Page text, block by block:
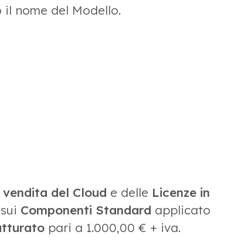
il nome del Modello.
vendita del Cloud e delle Licenze in
Componenti Standard applicato
pari a 1.000,00 € + iva.